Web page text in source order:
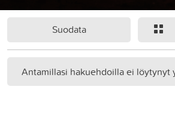
Suodata
Antamillasi hakuehdoilla ei löytynyt